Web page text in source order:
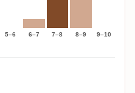
5–6 6–7 7–8 8–9 9–10